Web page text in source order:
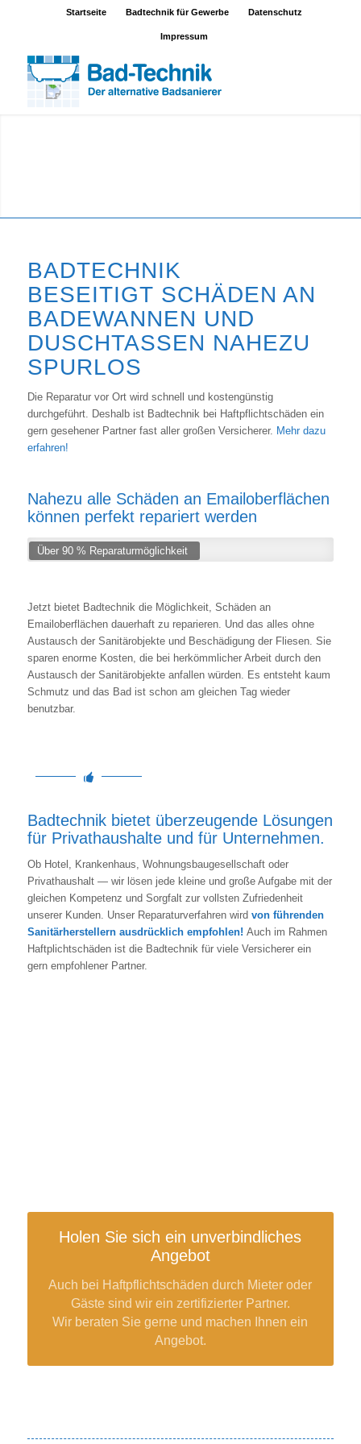
Startseite Badtechnik für Gewerbe Datenschutz
Impressum
BADTECHNIK
BESEITIGT SCHÄDEN AN
BADEWANNEN UND
DUSCHTASSEN NAHEZU
SPURLOS
Die Reparatur vor Ort wird schnell und kostengünstig
durchgeführt. Deshalb ist Badtechnik bei Haftpflichtschäden ein
gern gesehener Partner fast aller großen Versicherer. Mehr dazu
erfahren!
Nahezu alle Schäden an Emailoberflächen
können perfekt repariert werden
Über 90 % Reparaturmöglichkeit
Jetzt bietet Badtechnik die Möglichkeit, Schäden an
Emailoberflächen dauerhaft zu reparieren. Und das alles ohne
Austausch der Sanitärobjekte und Beschädigung der Fliesen. Sie
sparen enorme Kosten, die bei herkömmlicher Arbeit durch den
Austausch der Sanitärobjekte anfallen würden. Es entsteht kaum
Schmutz und das Bad ist schon am gleichen Tag wieder
benutzbar.
Badtechnik bietet überzeugende Lösungen
für Privathaushalte und für Unternehmen.
Ob Hotel, Krankenhaus, Wohnungsbaugesellschaft oder
Privathaushalt — wir lösen jede kleine und große Aufgabe mit der
gleichen Kompetenz und Sorgfalt zur vollsten Zufriedenheit
unserer Kunden. Unser Reparaturverfahren wirdvon führenden
Sanitärherstellern ausdrücklich empfohlen! Auch im Rahmen
Haftplichtschäden ist die Badtechnik für viele Versicherer ein
gern empfohlener Partner.
bei einer neuen Wanne.
Holen Sie sich ein unverbindliches
Angebot
Auch bei Haftpflichtschäden durch Mieter oder
Gäste sind wir ein zertifizierter Partner.
Wir beraten Sie gerne und machen Ihnen ein
Angebot.